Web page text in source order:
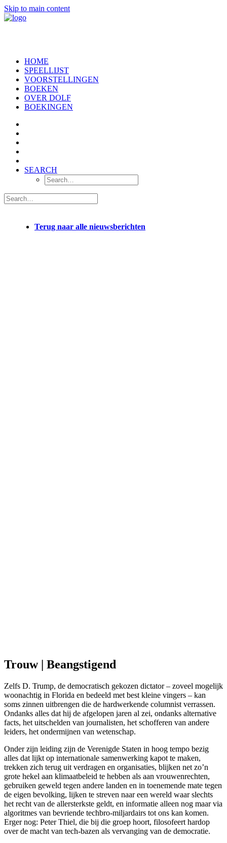
Skip to main content
HOME
SPEELLIJST
VOORSTELLINGEN
BOEKEN
OVER DOLF
BOEKINGEN
SEARCH
Terug naar alle nieuwsberichten
Trouw | Beangstigend
Zelfs D. Trump, de democratisch gekozen dictator – zoveel mogelijk
woonachtig in Florida en bedeeld met best kleine vingers – kan
soms zinnen uitbrengen die de hardwerkende columnist verrassen.
Ondanks alles dat hij de afgelopen jaren al zei, ondanks alternative
facts, het uitschelden van journalisten, het schofferen van andere
leiders, het ondermijnen van wetenschap.
Onder zijn leiding zijn de Verenigde Staten in hoog tempo bezig
alles dat lijkt op internationale samenwerking kapot te maken,
trekken zich terug uit verdragen en organisaties, blijken net zo’n
grote hekel aan klimaatbeleid te hebben als aan vrouwenrechten,
gebruiken geweld tegen andere landen en in toenemende mate tegen
de eigen bevolking, lijken te streven naar een wereld waar slechts
het recht van de allersterkste geldt, en informatie alleen nog maar via
algoritmes van bevriende techbro-miljardairs tot ons kan komen.
Erger nog: Peter Thiel, die bij die groep hoort, filosofeert hardop
over de macht van tech-bazen als vervanging van de democratie.